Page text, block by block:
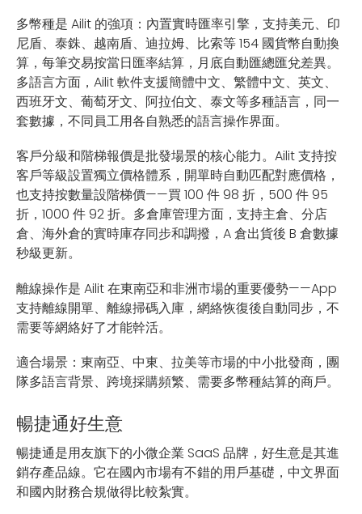
多幣種是 Ailit 的強項：內置實時匯率引擎，支持美元、印
尼盾、泰銖、越南盾、迪拉姆、比索等 154 國貨幣自動換
算，每筆交易按當日匯率結算，月底自動匯總匯兌差異。
多語言方面，Ailit 軟件支援簡體中文、繁體中文、英文、
西班牙文、葡萄牙文、阿拉伯文、泰文等多種語言，同一
套數據，不同員工用各自熟悉的語言操作界面。
客戶分級和階梯報價是批發場景的核心能力。Ailit 支持按
客戶等級設置獨立價格體系，開單時自動匹配對應價格，
也支持按數量設階梯價——買 100 件 98 折，500 件 95
折，1000 件 92 折。多倉庫管理方面，支持主倉、分店
倉、海外倉的實時庫存同步和調撥，A 倉出貨後 B 倉數據
秒級更新。
離線操作是 Ailit 在東南亞和非洲市場的重要優勢——App
支持離線開單、離線掃碼入庫，網絡恢復後自動同步，不
需要等網絡好了才能幹活。
適合場景：東南亞、中東、拉美等市場的中小批發商，團
隊多語言背景、跨境採購頻繁、需要多幣種結算的商戶。
暢捷通好生意
暢捷通是用友旗下的小微企業 SaaS 品牌，好生意是其進
銷存產品線。它在國內市場有不錯的用戶基礎，中文界面
和國內財務合規做得比較紮實。